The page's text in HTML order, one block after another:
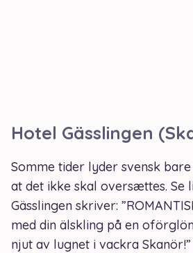
Hotel Gässlingen
Somme tider lyder svensk
at det ikke skal oversættes. Se
Gässlingen skriver:
med din älskling på en
njut av lugnet i vackra